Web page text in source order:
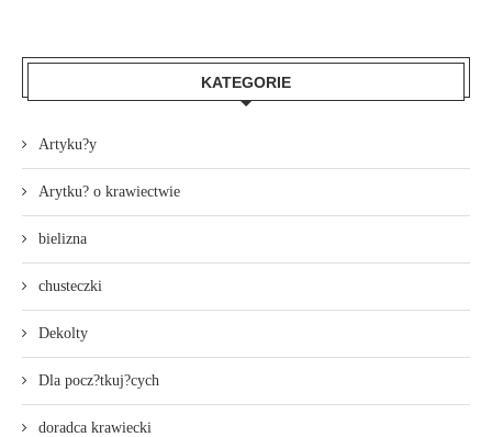
KATEGORIE
Artyku?y
Arytku? o krawiectwie
bielizna
chusteczki
Dekolty
Dla pocz?tkuj?cych
doradca krawiecki